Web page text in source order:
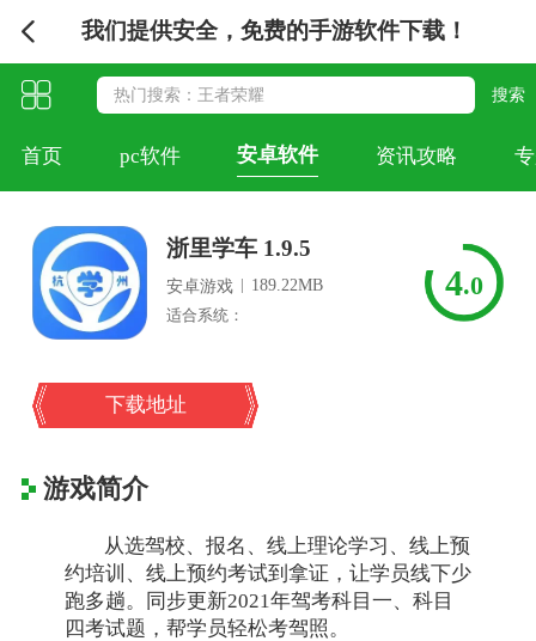
我们提供安全，免费的手游软件下载！
首页 pc软件 安卓软件 资讯攻略
浙里学车 1.9.5
安卓游戏 | 189.22MB
适合系统：
4.0
下载地址
游戏简介
从选驾校、报名、线上理论学习、线上预
约培训、线上预约考试到拿证，让学员线下少
跑多趟。同步更新2021年驾考科目一、科目
四考试题，帮学员轻松考驾照。